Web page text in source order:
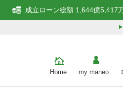
成立ローン総額 1,644億5,417
Home my maneo